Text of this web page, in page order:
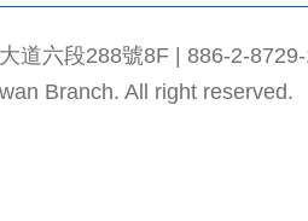
道六段288號8F | 886-2-
Branch. All right reserved.